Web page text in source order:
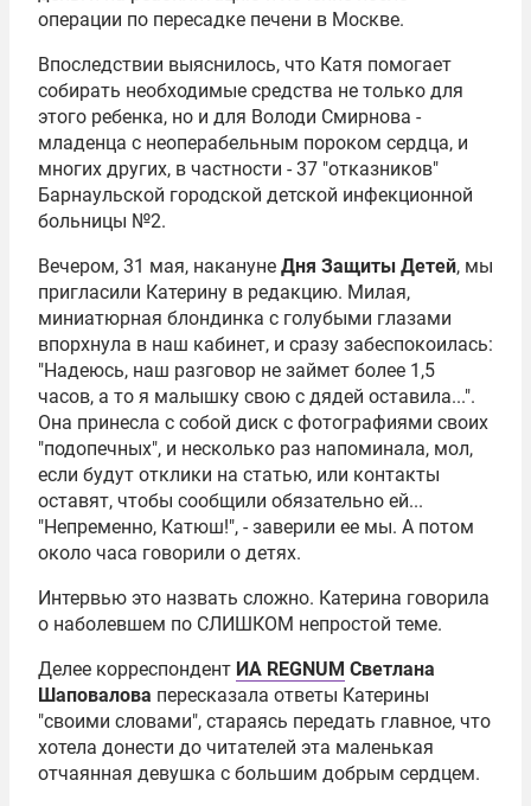
операции по пересадке печени в Москве.
Впоследствии выяснилось, что Катя помогает
собирать необходимые средства не только для
этого ребенка, но и для Володи Смирнова -
младенца с неоперабельным пороком сердца, и
многих других, в частности - 37 "отказников"
Барнаульской городской детской инфекционной
больницы №2.
Вечером, 31 мая, накануне Дня Защиты Детей, мы
пригласили Катерину в редакцию. Милая,
миниатюрная блондинка с голубыми глазами
впорхнула в наш кабинет, и сразу забеспокоилась:
"Надеюсь, наш разговор не займет более 1,5
часов, а то я малышку свою с дядей оставила...".
Она принесла с собой диск с фотографиями своих
"подопечных", и несколько раз напоминала, мол,
если будут отклики на статью, или контакты
оставят, чтобы сообщили обязательно ей...
"Непременно, Катюш!", - заверили ее мы. А потом
около часа говорили о детях.
Интервью это назвать сложно. Катерина говорила
о наболевшем по СЛИШКОМ непростой теме.
Делее корреспондент ИА REGNUM Светлана
Шаповалова пересказала ответы Катерины
"своими словами", стараясь передать главное, что
хотела донести до читателей эта маленькая
отчаянная девушка с большим добрым сердцем.